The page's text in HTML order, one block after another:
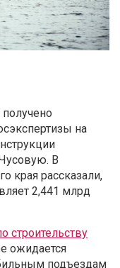
на
В
края рассказали,
2,441 млрд
строительству
ожидается
подъездам